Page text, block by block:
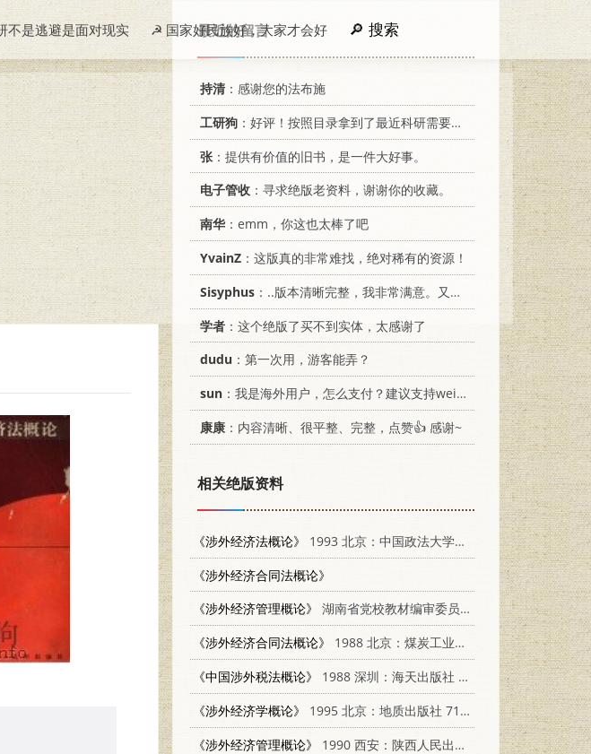
不是逃避是面对现实 ☭ 国家好民族好，大家才会好 搜索
最近的留言
持清 ：感谢您的法布施
工研狗 ：好评！按照目录拿到了最近科研需要的材料！
张 ：提供有价值的旧书，是一件大好事。
电子管收 ：寻求绝版老资料，谢谢你的收藏。
南华：emm，你这也太棒了吧
YvainZ ：这版真的非常难找，绝对稀有的资源！
Sisyphus ：..版本清晰完整，我非常满意。又及，这本《话语的真相》...
学者 ：这个绝版了买不到实体，太感谢了
dudu ：第一次用，游客能弄？
sun ：我是海外用户，怎么支付？建议支持weixin支付
康康 ：内容清晰、很平整、完整，点赞👍 感谢~
相关绝版资料
《涉外经济法概论》
1993 北京：中国政法大学出版社 7562009252
《涉外经济合同法概论》
《涉外经济管理概论》
湖南省党校教材编审委员会
《涉外经济合同法概论》
1988 北京：煤炭工业出版社 7502001700
《中国涉外税法概论》
1988 深圳：海天出版社 7805420734
《涉外经济学概论》
1995 北京：地质出版社 7116019421
《涉外经济管理概论》
1990 西安：陕西人民出版社 7224010987